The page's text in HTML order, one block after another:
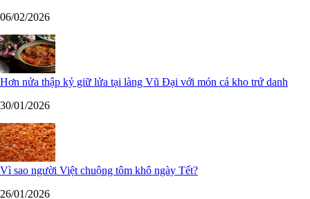
06/02/2026
Hơn nửa thập kỷ giữ lửa tại làng Vũ Đại với món cá kho trứ danh
30/01/2026
Vì sao người Việt chuộng tôm khô ngày Tết?
26/01/2026